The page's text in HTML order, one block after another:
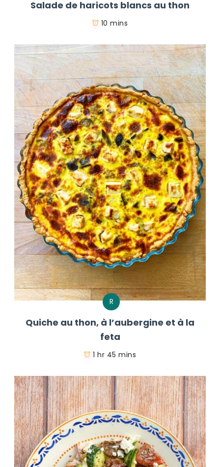
Salade de haricots blancs au thon
10 mins
R
Quiche au thon, à l’aubergine et à la
feta
1 hr 45 mins